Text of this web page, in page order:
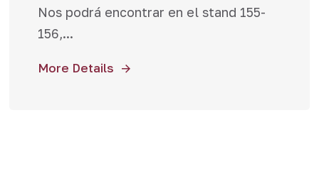
Nos podrá encontrar en el stand 155-
156,...
More Details